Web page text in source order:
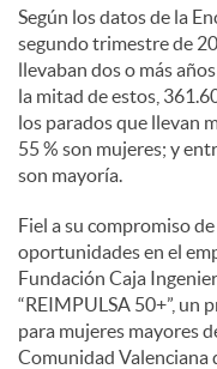
t
e
n
i
d
Según los datos de la
segundo trimestre de
llevaban dos o más
la mitad de estos,
los parados que llevan
55 % son mujeres; y
son mayoría.
Fiel a su compromiso
oportunidades en el
Fundación Caja
“REIMPULSA 50+”, un
para mujeres mayores
Comunidad Valenciana